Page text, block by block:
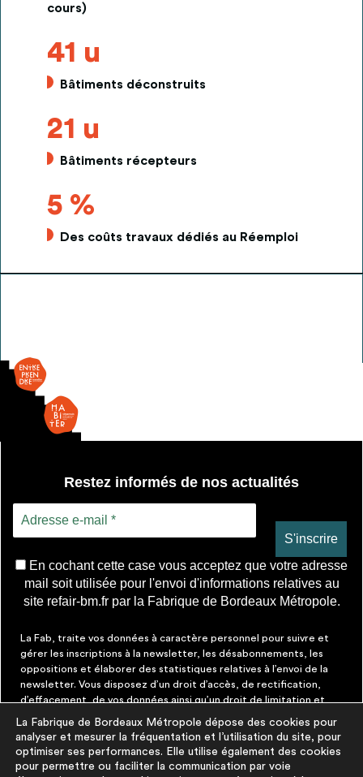
cours)
41 u
Bâtiments déconstruits
21 u
Bâtiments récepteurs
5 %
Des coûts travaux dédiés au Réemploi
Restez informés de nos actualités
En cochant cette case vous acceptez que votre adresse
mail soit utilisée pour l'envoi d'informations relatives au
site refair-bm.fr par la Fabrique de Bordeaux Métropole.
La Fab, traite vos données à caractère personnel pour suivre et
gérer les inscriptions à la newsletter, les désabonnements, les
oppositions et élaborer des statistiques relatives à l’envoi de la
newsletter. Vous disposez d’un droit d’accès, de rectification,
d’effacement, de vos données ainsi qu’un droit de limitation et
moment faire cesser ces communications en cliquant sur le lien de
désinscription figurant dans chaque message. Vous pouvez
exercer ces droits par courrier électronique à contact@lafab-
La Fabrique de Bordeaux Métropole dépose des cookies pour
analyser et mesurer la fréquentation et l’utilisation du site, pour
optimiser ses performances. Elle utilise également des cookies
pour permettre ou faciliter la communication par voie